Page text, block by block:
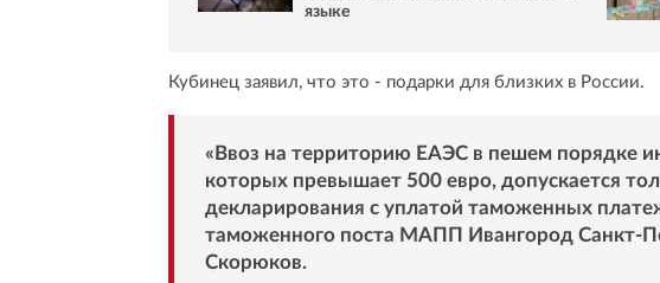
языке
Кубинец заявил, что это - подарки для близких в России.
«Ввоз на территорию ЕАЭС в пешем порядке
которых превышает 500 евро, допускается
декларирования с уплатой таможенных
таможенного поста МАПП Ивангород Санкт-
Скорюков.